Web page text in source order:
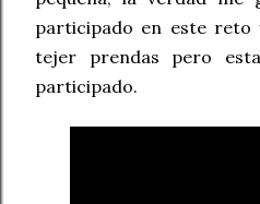
participado en este reto
tejer prendas pero
participado.